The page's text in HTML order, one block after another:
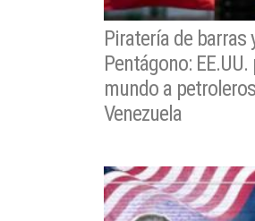
Piratería de barras
Pentágono:
mundo a
Venezuela